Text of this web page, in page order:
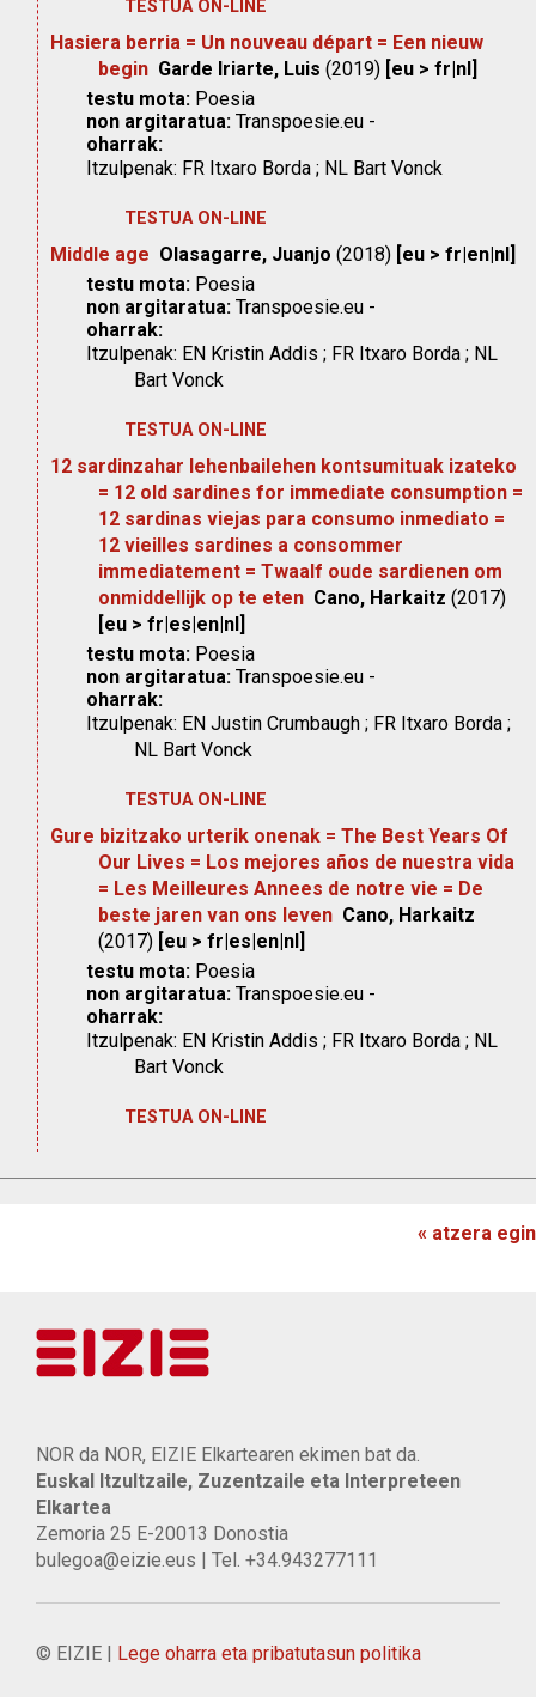
TESTUA ON-LINE
Hasiera berria = Un nouveau départ = Een nieuw
begin Garde Iriarte, Luis (2019) [eu > fr|nl]
testu mota: Poesia
non argitaratua: Transpoesie.eu -
oharrak:
Itzulpenak: FR Itxaro Borda ; NL Bart Vonck
TESTUA ON-LINE
Middle age Olasagarre, Juanjo (2018) [eu > fr|en|nl]
testu mota: Poesia
non argitaratua: Transpoesie.eu -
oharrak:
Itzulpenak: EN Kristin Addis ; FR Itxaro Borda ; NL
Bart Vonck
TESTUA ON-LINE
12 sardinzahar lehenbailehen kontsumituak izateko
= 12 old sardines for immediate consumption =
12 sardinas viejas para consumo inmediato =
12 vieilles sardines a consommer
immediatement = Twaalf oude sardienen om
onmiddellijk op te eten Cano, Harkaitz (2017)
[eu > fr|es|en|nl]
testu mota: Poesia
non argitaratua: Transpoesie.eu -
oharrak:
Itzulpenak: EN Justin Crumbaugh ; FR Itxaro Borda ;
NL Bart Vonck
TESTUA ON-LINE
Gure bizitzako urterik onenak = The Best Years Of
Our Lives = Los mejores años de nuestra vida
= Les Meilleures Annees de notre vie = De
beste jaren van ons leven Cano, Harkaitz
(2017) [eu > fr|es|en|nl]
testu mota: Poesia
non argitaratua: Transpoesie.eu -
oharrak:
Itzulpenak: EN Kristin Addis ; FR Itxaro Borda ; NL
Bart Vonck
TESTUA ON-LINE
« atzera egin
NOR da NOR, EIZIE Elkartearen ekimen bat da.
Euskal Itzultzaile, Zuzentzaile eta Interpreteen
Elkartea
Zemoria 25 E-20013 Donostia
bulegoa@eizie.eus | Tel. +34.943277111
© EIZIE | Lege oharra eta pribatutasun politika